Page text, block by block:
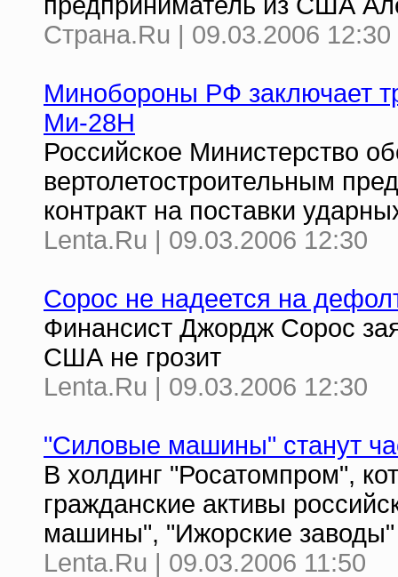
Страна.Ru | 09.03.2006 12:30
Минобороны РФ заключает
Ми-28Н
Российское Министерство
вертолетостроительным
контракт на поставки
Lenta.Ru | 09.03.2006 12:30
Сорос не надеется на
Финансист Джордж Сорос
США не грозит
Lenta.Ru | 09.03.2006 12:30
"Силовые машины" станут
В холдинг "Росатомпром",
гражданские активы
машины", "Ижорские
Lenta.Ru | 09.03.2006 11:50